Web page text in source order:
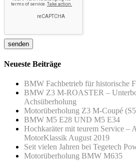
Neueste Beiträge
BMW Fachbetrieb für historische
BMW Z3 M-ROASTER –
Achsüberholung
Motorüberholung Z3 M-Coupé
BMW M5 E28 UND M5 E34
Hochkaräter mit teurem Service –
MotorKlassik August 2019
Seit vielen Jahren bei Tegetech
Motorüberholung BMW M635